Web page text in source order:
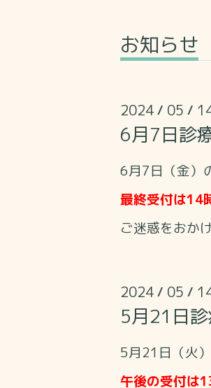
お知らせ
2024 / 05 /
6月7日診
6月7日（金）
最終受付は14
ご迷惑をおか
2024 / 05 /
5月21日
5月21日（火
午後の受付は